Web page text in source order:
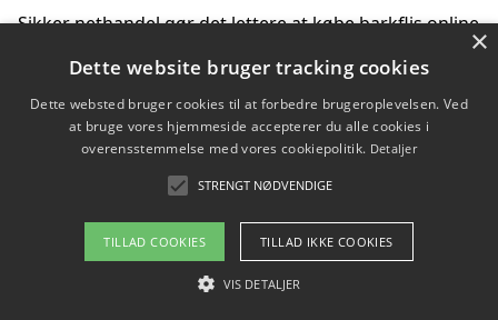
Sikker nethandel gør det lettere at købe barkflis online
Ting du bør vide før du vælger webbureau i Aarhus
Copyright 2026 - Pilanto Aps
Om / kontakt
Blog Betingelser
×
Dette website bruger tracking cookies
Dette websted bruger cookies til at forbedre brugeroplevelsen. Ved
at bruge vores hjemmeside accepterer du alle cookies i
overensstemmelse med vores cookiepolitik. Detaljer
STRENGT NØDVENDIGE
TILLAD COOKIES TILLAD IKKE COOKIES
VIS DETALJER